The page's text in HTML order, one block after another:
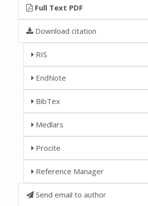
Full Text PDF
Download citation
RIS
EndNote
BibTex
Medlars
Procite
Reference Manager
Send email to author